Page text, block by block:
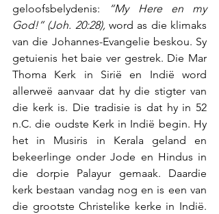
geloofsbelydenis:
“My Here en my
God!” (Joh. 20:28), word as die klimaks
van die Johannes-Evangelie beskou. Sy
getuienis het baie ver gestrek. Die Mar
Thoma Kerk in Sirië en Indië word
allerweë aanvaar dat hy die stigter van
die kerk is. Die tradisie is dat hy in 52
n.C. die oudste Kerk in Indië begin. Hy
het in Musiris in Kerala geland en
bekeerlinge onder Jode en Hindus in
die dorpie Palayur gemaak. Daardie
kerk bestaan vandag nog en is een van
die grootste Christelike kerke in Indië.